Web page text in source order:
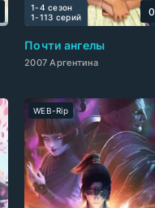
Почти ангелы
2007 Аргентина
1-4 сезон
1-113 cерий
0
WEB-Rip